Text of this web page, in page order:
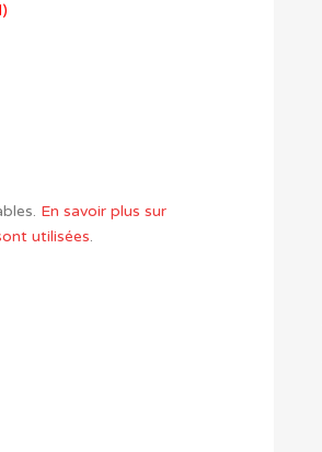
En savoir plus sur
utilisées.